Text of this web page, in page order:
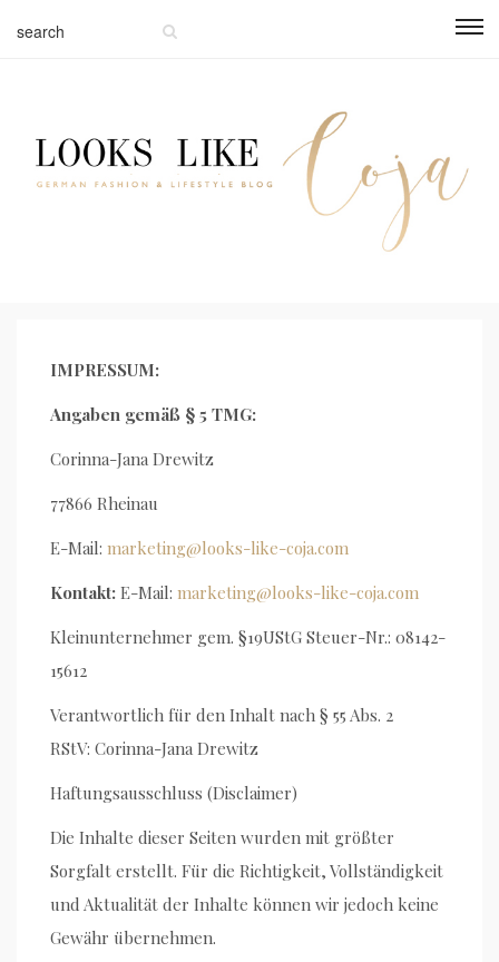
IMPRESSUM:
Angaben gemäß § 5 TMG:
Corinna-Jana Drewitz
77866 Rheinau
E-Mail: marketing@looks-like-coja.com
Kontakt: E-Mail: marketing@looks-like-coja.com
Kleinunternehmer gem. §19UStG Steuer-Nr.: 08142-
15612
Verantwortlich für den Inhalt nach § 55 Abs. 2
RStV: Corinna-Jana Drewitz
Haftungsausschluss (Disclaimer)
Die Inhalte dieser Seiten wurden mit größter
Sorgfalt erstellt. Für die Richtigkeit, Vollständigkeit
und Aktualität der Inhalte können wir jedoch keine
Gewähr übernehmen.